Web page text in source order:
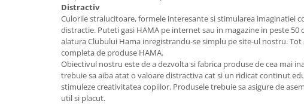
Distractiv
Culorile stralucitoare, formele interesante si stimularea imaginatiei
distractie. Puteti gasi HAMA pe internet sau in magazine in peste 50
alatura Clubului Hama inregistrandu-se simplu pe site-ul nostru. Tot
completa de produse HAMA.
Obiectivul nostru este de a dezvolta si fabrica produse de cea mai
trebuie sa aiba atat o valoare distractiva cat si un ridicat continut
stimuleze creativitatea copiilor. Produsele trebuie sa asigure de
util si placut.